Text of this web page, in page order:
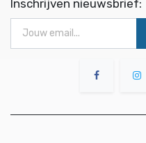
Inschrijven nieuwsbrief: